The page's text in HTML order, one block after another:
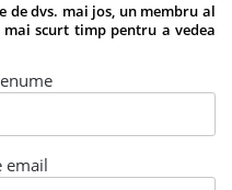
de dvs. mai jos, un membru al
mai scurt timp pentru a vedea
email